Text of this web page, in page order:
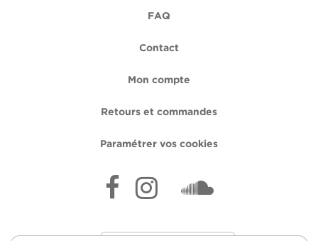
FAQ
Contact
Mon compte
Retours et commandes
Paramétrer vos cookies